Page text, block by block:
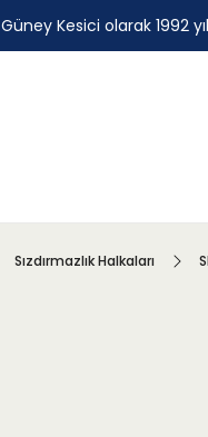
Güney Kesici olarak 1992
Sızdırmazlık Halkaları